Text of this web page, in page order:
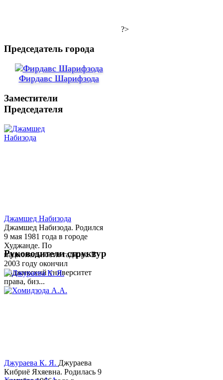
?>
Председатель города
Фирдавс Шарифзода
Заместители
Председателя
Джамшед Набизода
Джамшед Набизода. Родился
9 мая 1981 года в городе
Худжанде. По
национальности таджик. В
2003 году окончил
Таджикский университет
права, биз...
Руководители структур
Джураева К. Я. Джураева
Кибриё Яхяевна. Родилась 9